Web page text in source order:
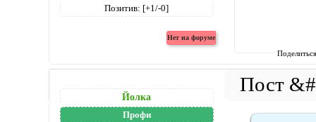
Позитив: [+1/-0]
Йолка
Профи